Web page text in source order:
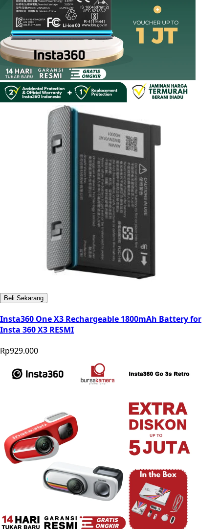
Beli Sekarang
Insta360 One X3 Rechargeable 1800mAh Battery for
Insta 360 X3 RESMI
Rp929.000